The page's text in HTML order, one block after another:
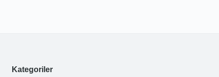
Kategoriler